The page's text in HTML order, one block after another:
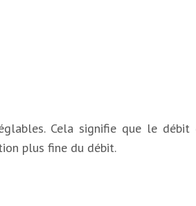
Cela signifie que le
plus fine du débit.